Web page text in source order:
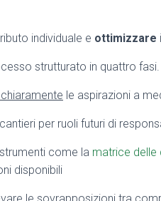
individuale e ottimizzare
strutturato in quattro fasi.
le aspirazioni a
per ruoli futuri di
come la matrice
disponibili